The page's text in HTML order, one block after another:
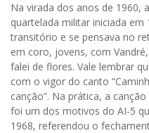
Na virada dos anos de 1960,
quartelada militar iniciada em
transitório e se pensava no
em coro, jovens, com
falei de flores. Vale lembrar
com o vigor do canto
canção”. Na prática, a
foi um dos motivos do AI-5
1968, referendou o